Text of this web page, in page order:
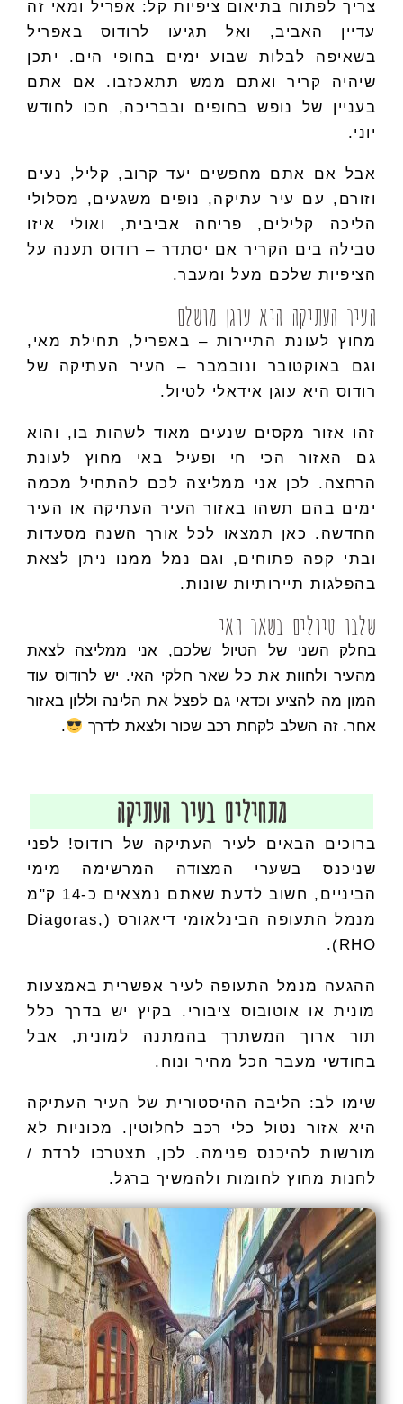
צריך לפתוח בתיאום ציפיות קל: אפריל ומאי זה
עדיין האביב, ואל תגיעו לרודוס באפריל
בשאיפה לבלות שבוע ימים בחופי הים. יתכן
שיהיה קריר ואתם ממש תתאכזבו. אם אתם
בעניין של נופש בחופים ובבריכה, חכו לחודש
יוני.
אבל אם אתם מחפשים יעד קרוב, קליל, נעים
וזורם, עם עיר עתיקה, נופים משגעים, מסלולי
הליכה קלילים, פריחה אביבית, ואולי איזו
טבילה בים הקריר אם יסתדר – רודוס תענה על
הציפיות שלכם מעל ומעבר.
העיר העתיקה היא עוגן מושלם
מחוץ לעונת התיירות – באפריל, תחילת מאי,
וגם באוקטובר ונובמבר – העיר העתיקה של
רודוס היא עוגן אידאלי לטיול.
זהו אזור מקסים שנעים מאוד לשהות בו, והוא
גם האזור הכי חי ופעיל באי מחוץ לעונת
הרחצה. לכן אני ממליצה לכם להתחיל מכמה
ימים בהם תשהו באזור העיר העתיקה או העיר
החדשה. כאן תמצאו לכל אורך השנה מסעדות
ובתי קפה פתוחים, וגם נמל ממנו ניתן לצאת
בהפלגות תיירותיות שונות.
שלבו טיולים בשאר האי
בחלק השני של הטיול שלכם, אני ממליצה לצאת
מהעיר ולחוות את כל שאר חלקי האי. יש לרודוס עוד
המון מה להציע וכדאי גם לפצל את הלינה וללון באזור
אחר. זה השלב לקחת רכב שכור ולצאת לדרך .
מתחילים בעיר העתיקה
ברוכים הבאים לעיר העתיקה של רודוס! לפני
שניכנס בשערי המצודה המרשימה מימי
הביניים, חשוב לדעת שאתם נמצאים כ-14 ק"מ
מנמל התעופה הבינלאומי דיאגורס (Diagoras,
RHO).
ההגעה מנמל התעופה לעיר אפשרית באמצעות
מונית או אוטובוס ציבורי. בקיץ יש בדרך כלל
תור ארוך המשתרך בהמתנה למונית, אבל
בחודשי מעבר הכל מהיר ונוח.
שימו לב: הליבה ההיסטורית של העיר העתיקה
היא אזור נטול כלי רכב לחלוטין. מכוניות לא
מורשות להיכנס פנימה. לכן, תצטרכו לרדת /
לחנות מחוץ לחומות ולהמשיך ברגל.